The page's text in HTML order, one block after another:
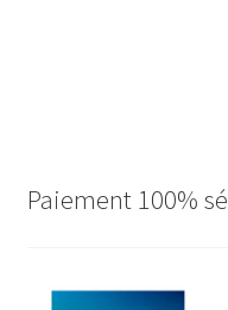
Paiement 100%